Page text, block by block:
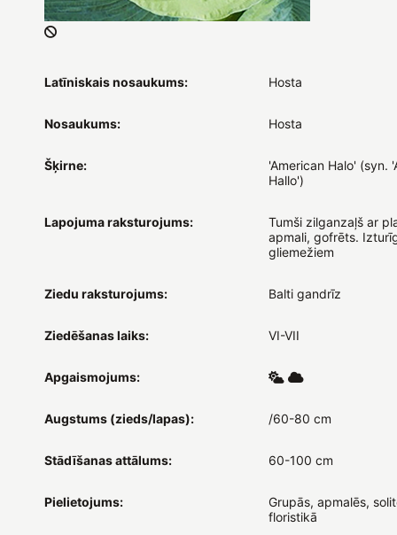
Latīniskais nosaukums: Hosta
Nosaukums: Hosta
Šķirne:
'American Halo' (syn.
Hallo')
Lapojuma raksturojums:
Tumši zilganzaļš ar
apmali, gofrēts.
gliemežiem
Ziedu raksturojums: Balti gandrīz
Ziedēšanas laiks: VI-VII
Apgaismojums:
Augstums (zieds/lapas): /60-80 cm
Stādīšanas attālums: 60-100 cm
Pielietojums:
Grupās, apmalēs,
floristikā